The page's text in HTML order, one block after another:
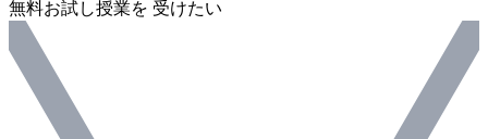
無料お試し授業を 受けたい